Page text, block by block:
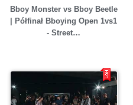
Bboy Monster vs Bboy Beetle
| Półfinał Bboying Open 1vs1
- Street…